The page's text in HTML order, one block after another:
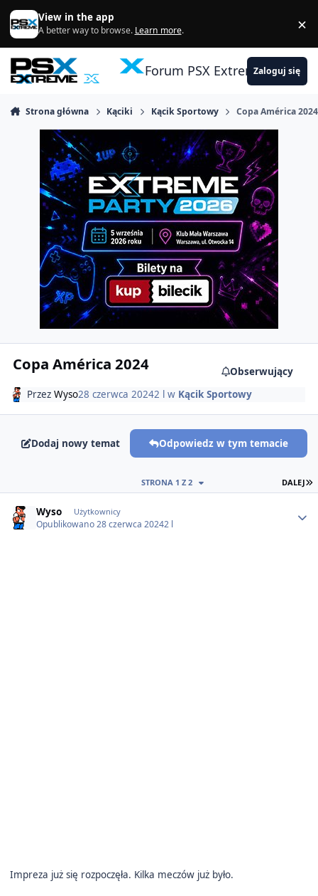
Skocz do zawartości
View in the app
A better way to browse. Learn more. ×
Forum PSX ExtremeZaloguj się
Strona główna Kąciki Kącik Sportowy Copa América 2024
Copa América 2024
Obserwujący
Przez Wyso28 czerwca 20242 l w Kącik Sportowy
Dodaj nowy temat Odpowiedz w tym temacie
DALEJ
STRONA 1 Z 2
Wyso Użytkownicy
Opublikowano28 czerwca 20242 l
Impreza już się rozpoczęła. Kilka meczów już było.